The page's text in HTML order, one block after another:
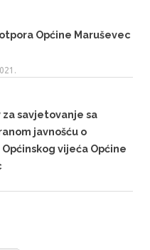
Općine Maruševec
za savjetovanje sa
javnošću o
vijeća Općine